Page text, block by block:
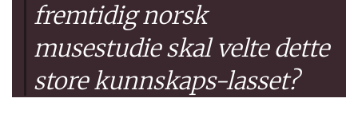
fremtidig norsk
musestudie skal velte dette
store kunnskaps-lasset?